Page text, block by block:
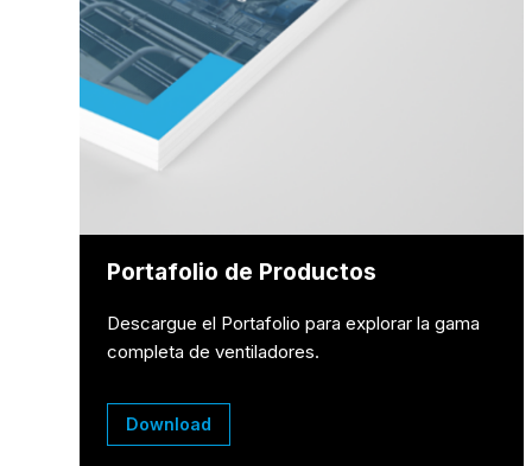
Portafolio de Productos
Descargue el Portafolio para explorar la gama
completa de ventiladores.
Download